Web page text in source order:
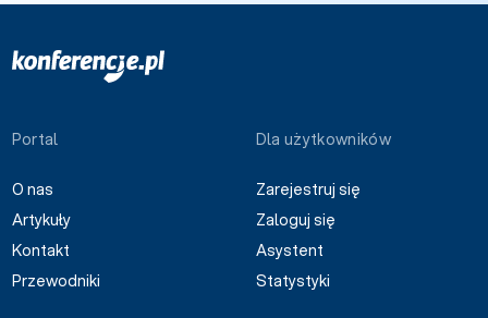
Portal
O nas
Artykuły
Kontakt
Przewodniki
Dla użytkowników
Zarejestruj się
Zaloguj się
Asystent
Statystyki